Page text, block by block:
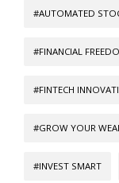
#AUTOMATED
#FINANCIAL
#FINTECH
#GROW YOUR
#INVEST SMART